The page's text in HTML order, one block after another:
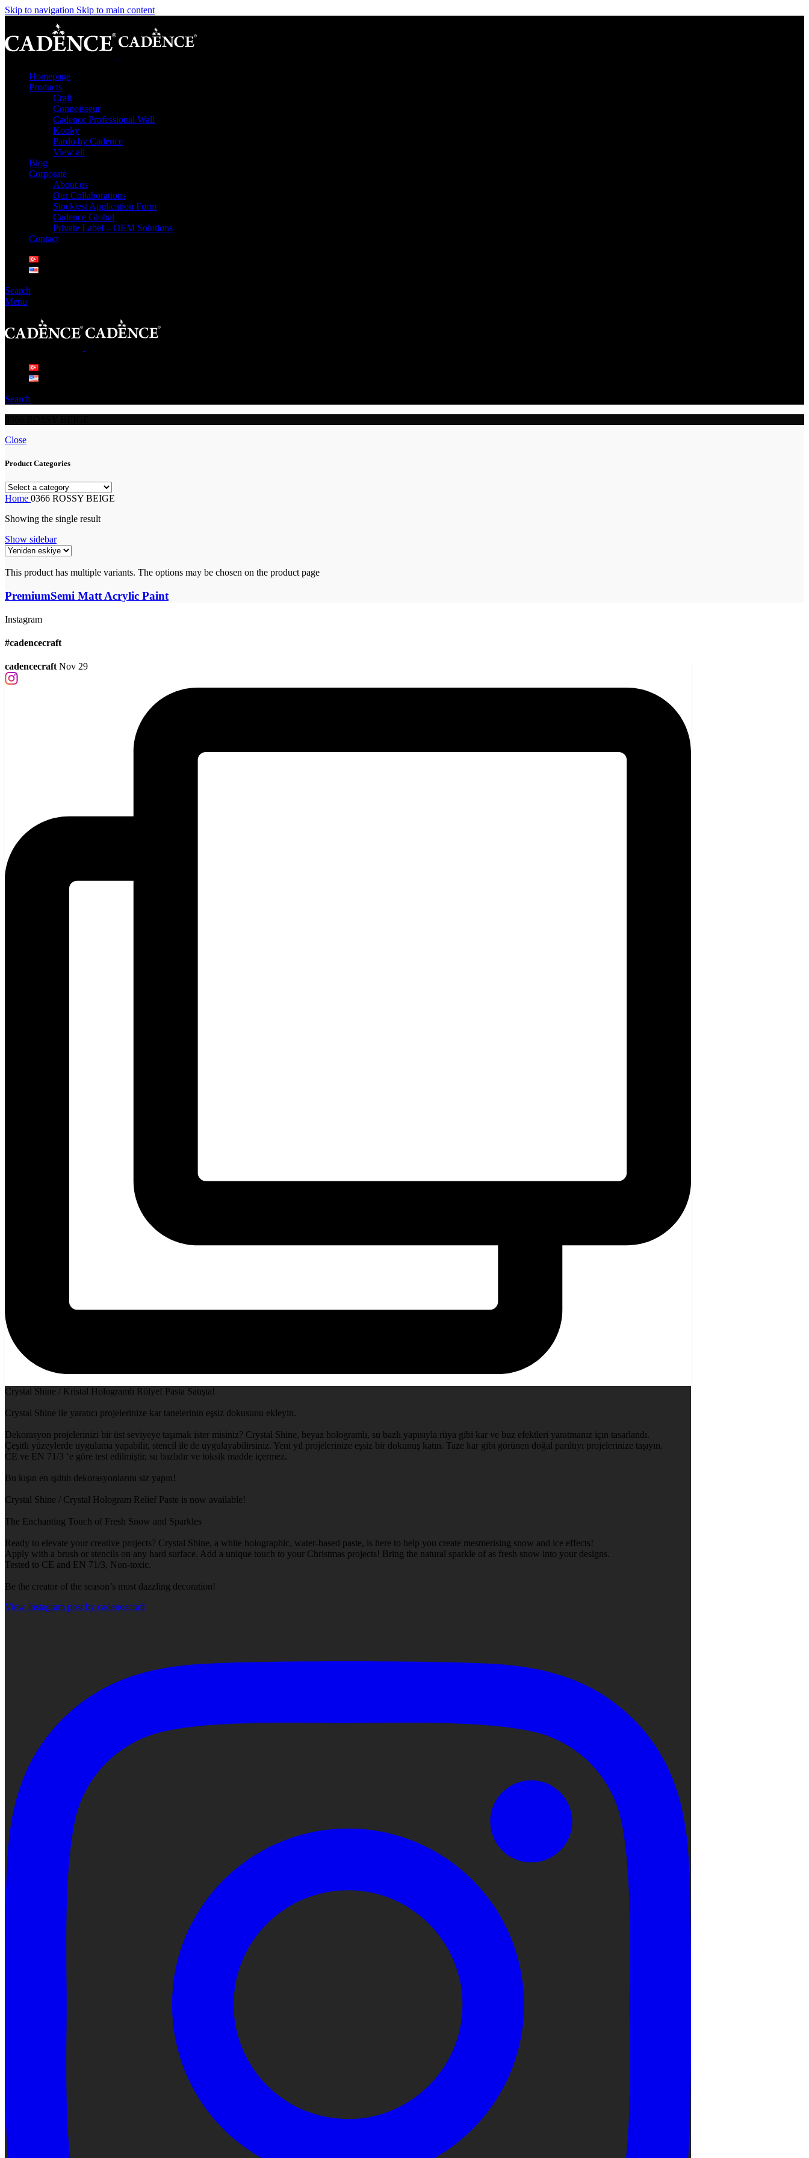
Skip to navigation Skip to main content
Homepage
Products
Craft
Connoisseur
Cadence Professional Wall
Kooky
Pardo by Cadence
View all
Blog
Corporate
About us
Our Collaborations
Stockiest Application Form
Cadence Global
Private Label – OEM Solutions
Contact
Search
Menu
Search
Close
Product Categories
Home 0366 ROSSY BEIGE
Showing the single result
Show sidebar
This product has multiple variants. The options may be chosen on the product page
PremiumSemi Matt Acrylic Paint
Instagram
#cadencecraft
cadencecraft Nov 29
Crystal Shine / Kristal Hologramlı Rölyef Pasta Satışta!
Crystal Shine ile yaratıcı projelerinize kar tanelerinin eşsiz dokusunu ekleyin.
Dekorasyon projelerinizi bir üst seviyeye taşımak ister misiniz? Crystal Shine, beyaz hologramlı, su bazlı yapısıyla rüya gibi kar ve buz efektleri yaratmanız için tasarlandı.
Çeşitli yüzeylerde uygulama yapabilir, stencil ile de uygulayabilirsiniz. Yeni yıl projelerinize eşsiz bir dokunuş katın. Taze kar gibi görünen doğal parıltıyı projelerinize taşıyın.
CE ve EN 71/3 ‘e göre test edilmiştir, su bazlıdır ve toksik madde içermez.
Bu kışın en ışıltılı dekorasyonlarını siz yapın!
Crystal Shine / Crystal Hologram Relief Paste is now available!
The Enchanting Touch of Fresh Snow and Sparkles
Ready to elevate your creative projects? Crystal Shine, a white holographic, water-based paste, is here to help you create mesmerising snow and ice effects!
Apply with a brush or stencils on any hard surface. Add a unique touch to your Christmas projects! Bring the natural sparkle of as fresh snow into your designs.
Tested to CE and EN 71/3, Non-toxic.
Be the creator of the season’s most dazzling decoration!
View Instagram post by cadencecraft